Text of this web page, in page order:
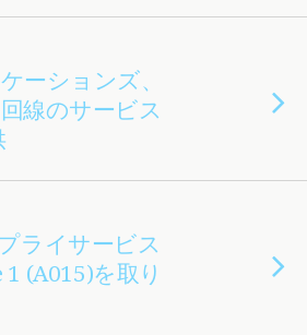
ーションズ、
線のサービス
ライサービス
(A015)を取り